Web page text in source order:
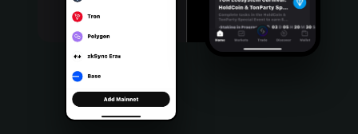
Português (Brasil)
Español (Argentina)